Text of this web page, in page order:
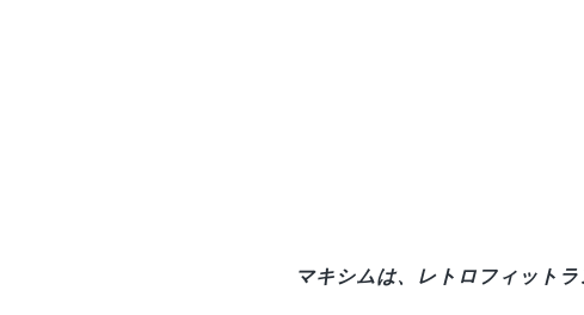
マキシムは、レトロフィット